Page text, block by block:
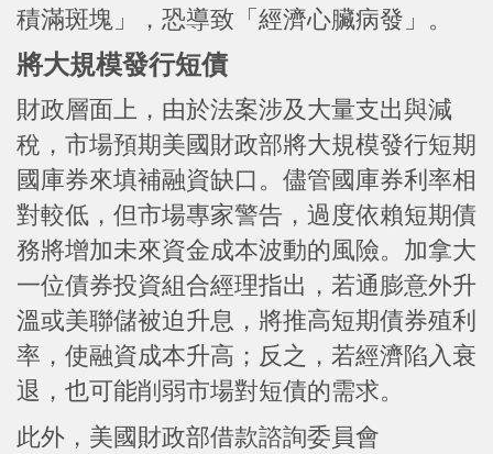
積滿斑塊」，恐導致「經濟心臟病發」。
將大規模發行短債
財政層面上，由於法案涉及大量支出與減
稅，市場預期美國財政部將大規模發行短期
國庫券來填補融資缺口。儘管國庫券利率相
對較低，但市場專家警告，過度依賴短期債
務將增加未來資金成本波動的風險。加拿大
一位債券投資組合經理指出，若通膨意外升
溫或美聯儲被迫升息，將推高短期債券殖利
率，使融資成本升高；反之，若經濟陷入衰
退，也可能削弱市場對短債的需求。
此外，美國財政部借款諮詢委員會